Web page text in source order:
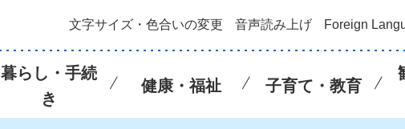
文字サイズ・色合いの変更 音声読み上げ Foreign
暮らし・手続
き
健康・福祉 子育て・教育